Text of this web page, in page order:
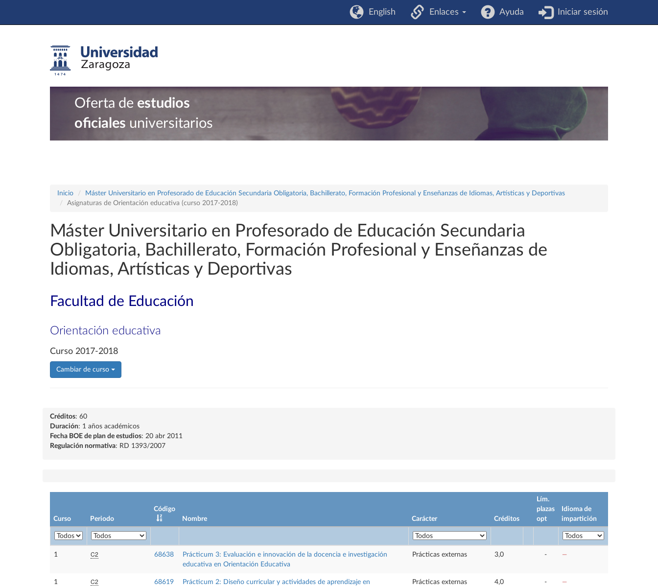
English Enlaces Ayuda Iniciar sesión
Oferta de estudios
oficiales universitarios
Inicio
Máster Universitario en Profesorado de Educación Secundaria Obligatoria, Bachillerato, Formación Profesional y Enseñanzas de Idiomas, Artísticas y Deportivas
Asignaturas de Orientación educativa (curso 2017-2018)
Máster Universitario en Profesorado de Educación Secundaria
Obligatoria, Bachillerato, Formación Profesional y Enseñanzas de
Idiomas, Artísticas y Deportivas
Facultad de Educación
Orientación educativa
Curso 2017-2018
Cambiar de curso
Créditos: 60
Duración: 1 años académicos
Fecha BOE de plan de estudios: 20 abr 2011
Regulación normativa: RD 1393/2007
Curso Periodo
Código
Nombre
Carácter Créditos
Lím.
plazas
opt
Idioma de
impartición
1 C2 68638
Prácticum 3: Evaluación e innovación de la docencia e investigación
educativa en Orientación Educativa
Prácticas externas 3,0 - —
1 C2 68619
Prácticum 2: Diseño curricular y actividades de aprendizaje en
Prácticas externas 4,0 - —